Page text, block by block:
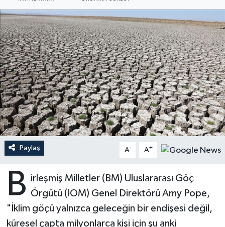
Paylaş A- A+
B irleşmiş Milletler (BM) Uluslararası Göç
Örgütü (IOM) Genel Direktörü Amy Pope,
"İklim göçü yalnızca geleceğin bir endişesi değil,
küresel çapta milyonlarca kişi için şu anki
Antalya Müftülüğü
Ardahan Müftülüğü
Artvin Müftülüğü
Aydın Müftülüğü
Balıkesir Müftülüğü
Bartın Müftülüğü
Bayburt Müftülüğü
Bilecik Müftülüğü
Hadislerle İslam
Kudüs
Kurban
Mukabele
Peygamberimizin Hayatı
Ramazan
Zekat
TDV
Hutbeler
DİYANET AKADEMİ
DİYANET GENÇLİK
DİYANET RADYO/TV
DEPREM
Eğitim
Kültür-Sanat
Haber Arşivi